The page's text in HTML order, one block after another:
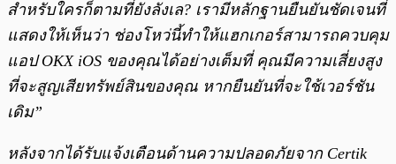
สำหรับใครก็ตามที่ยังลังเล? เรามีหลักฐานยืนยันชัดเจนที่
แสดงให้เห็นว่า ช่องโหว่นี้ทำให้แฮกเกอร์สามารถควบคุม
แอป OKX iOS ของคุณได้อย่างเต็มที่ คุณมีความเสี่ยงสูง
ที่จะสูญเสียทรัพย์สินของคุณ หากยืนยันที่จะใช้เวอร์ชัน
เดิม”
หลังจากได้รับแจ้งเตือนด้านความปลอดภัยจาก Certik